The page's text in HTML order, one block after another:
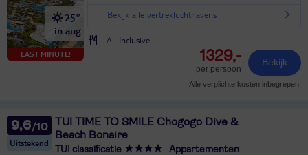
LAST MINUTE!
25°
in aug
Bekijk alle vertrekluchthavens
All Inclusive
1329,-
per persoon
Bekijk
Alle verplichte kosten inbegrepen!
9,6
Uitstekend
TUI TIME TO SMILE Chogogo Dive &
Beach Bonaire
TUI classificatie Appartementen